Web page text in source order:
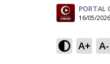
PORTAL
16/05/
A+ A-